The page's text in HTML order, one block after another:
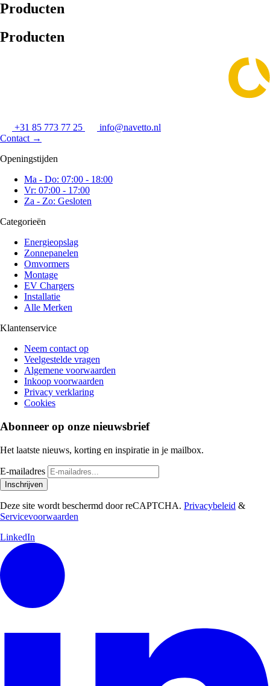
Producten
Producten
+31 85 773 77 25
info@navetto.nl
Contact →
Openingstijden
Ma - Do: 07:00 - 18:00
Vr: 07:00 - 17:00
Za - Zo: Gesloten
Categorieën
Energieopslag
Zonnepanelen
Omvormers
Montage
EV Chargers
Installatie
Alle Merken
Klantenservice
Neem contact op
Veelgestelde vragen
Algemene voorwaarden
Inkoop voorwaarden
Privacy verklaring
Cookies
Abonneer op onze nieuwsbrief
Het laatste nieuws, korting en inspiratie in je mailbox.
E-mailadres
Inschrijven
Deze site wordt beschermd door reCAPTCHA. Privacybeleid &
Servicevoorwaarden
LinkedIn